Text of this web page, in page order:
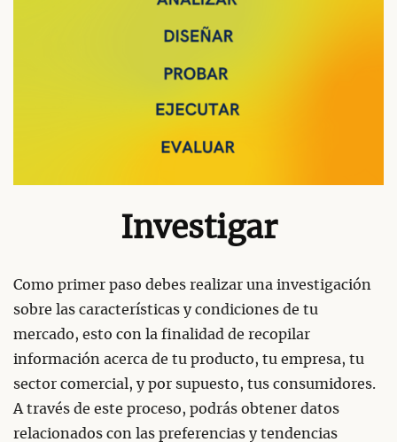
Investigar
Como primer paso debes realizar una investigación
sobre las características y condiciones de tu
mercado, esto con la finalidad de recopilar
información acerca de tu producto, tu empresa, tu
sector comercial, y por supuesto, tus consumidores.
A través de este proceso, podrás obtener datos
relacionados con las preferencias y tendencias